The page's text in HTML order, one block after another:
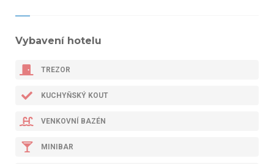
Vybavení hotelu
TREZOR
KUCHYŇSKÝ KOUT
VENKOVNÍ BAZÉN
MINIBAR